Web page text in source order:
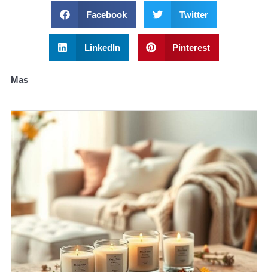
Facebook Twitter
LinkedIn Pinterest
Mas